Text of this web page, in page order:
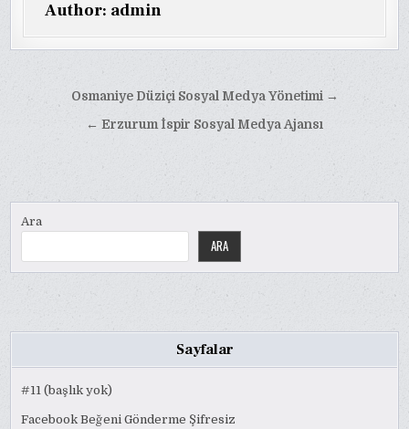
Author: admin
gezinmesi
Osmaniye Düziçi Sosyal Medya Yönetimi →
← Erzurum İspir Sosyal Medya Ajansı
Ara
ARA
Sayfalar
#11 (başlık yok)
Facebook Beğeni Gönderme Şifresiz